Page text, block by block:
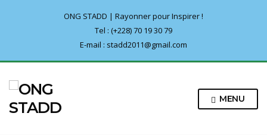
ONG STADD | Rayonner pour Inspirer !
Tel : (+228) 70 19 30 79
E-mail : stadd2011@gmail.com
MENU